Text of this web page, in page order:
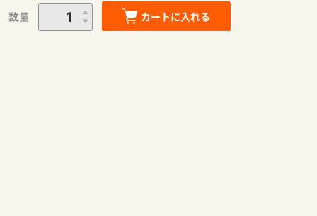
数量 カートに入れる